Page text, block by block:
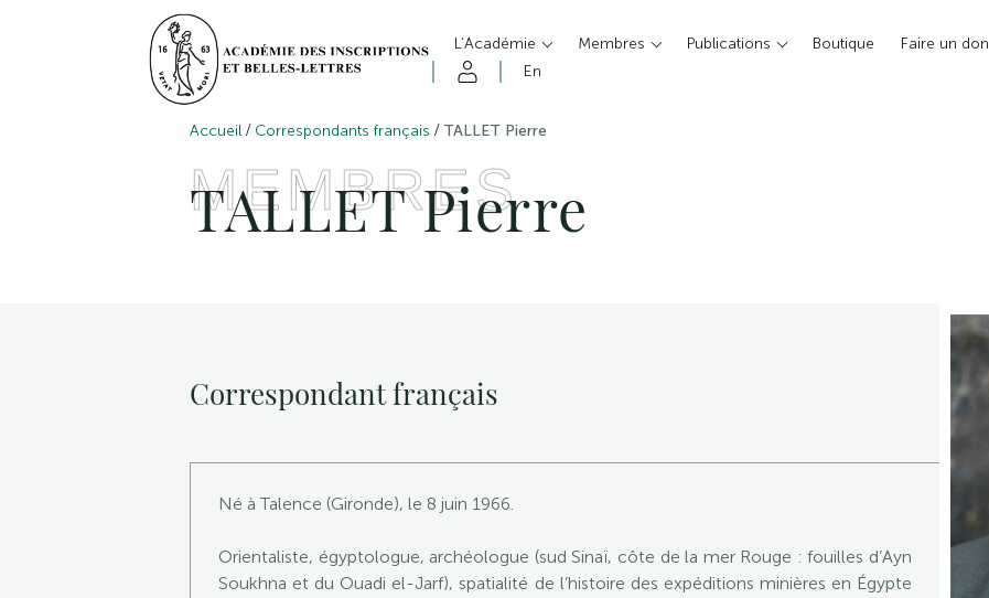
L’Académie Membres Publications Boutique Faire un don
En
Accueil / Correspondants français / TALLET Pierre
MEMBRES
TALLET Pierre
Correspondant français
Né à Talence (Gironde), le 8 juin 1966.
Orientaliste, égyptologue, archéologue (sud Sinaï, côte de la mer Rouge : fouilles d’Ayn
Soukhna et du Ouadi el-Jarf), spatialité de l’histoire des expéditions minières en Égypte